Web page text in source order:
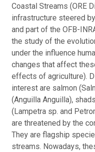
Coastal Streams (ORE
infrastructure steered
and part of the OFB-
the study of the
under the influence
changes that affect
effects of agriculture).
interest are salmon
(Anguilla Anguilla),
(Lampetra sp. and
are threatened by the
They are flagship
streams. Nowadays,